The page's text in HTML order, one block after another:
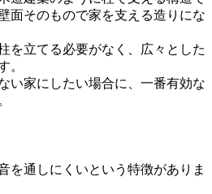
面そのもので家を支える造りにな
を立てる必要がなく、広々とした
。
い家にしたい場合に、一番有効な
を通しにくいという特徴がありま